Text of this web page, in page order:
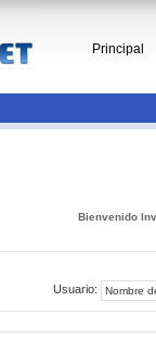
Principal
Bienvenido
Usuario: